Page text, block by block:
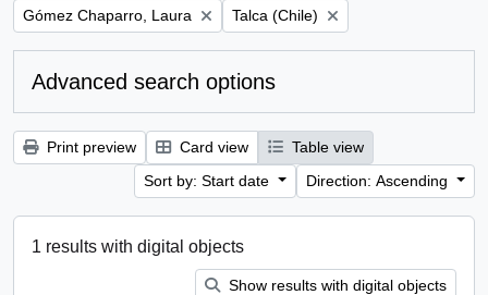
Remove filter:
Gómez Chaparro, Laura Remove filter:
Talca (Chile)
Advanced search options
Print preview Card view
Table view
Sort by: Start date
Direction: Ascending
1 results with digital objects
Show results with digital objects